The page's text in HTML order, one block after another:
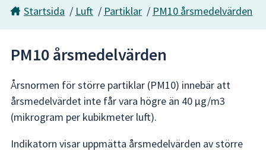
Startsida / Luft / Partiklar / PM10 årsmedelvärden
PM10 årsmedelvärden
Årsnormen för större partiklar (PM10) innebär att
årsmedelvärdet inte får vara högre än 40 µg/m3
(mikrogram per kubikmeter luft).
Indikatorn visar uppmätta årsmedelvärden av större